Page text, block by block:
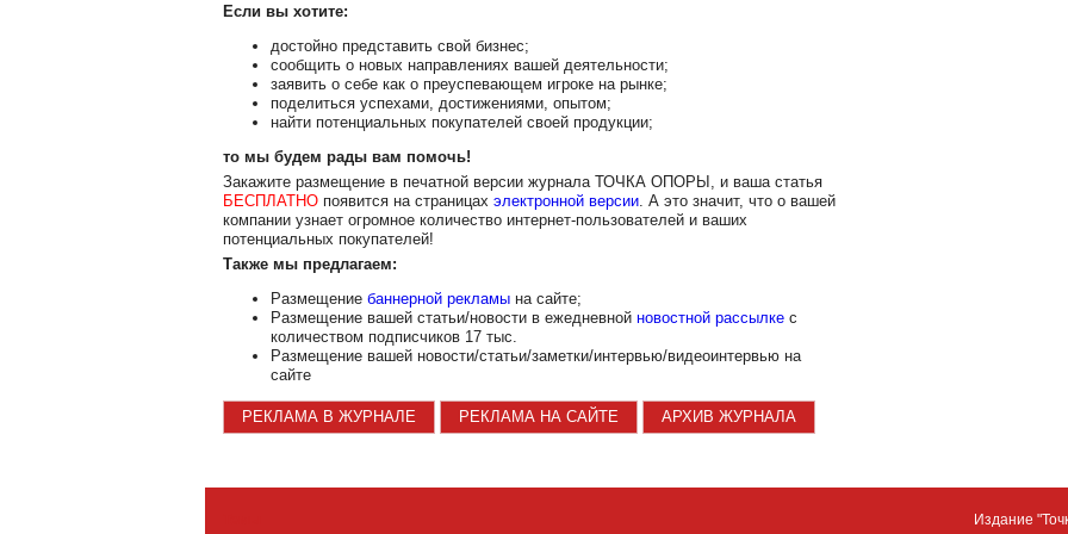
Если вы хотите:
достойно представить свой бизнес;
сообщить о новых направлениях вашей деятельности;
заявить о себе как о преуспевающем игроке на рынке;
поделиться успехами, достижениями, опытом;
найти потенциальных покупателей своей продукции;
то мы будем рады вам помочь!
Закажите размещение в печатной версии журнала ТОЧКА ОПОРЫ, и ваша статья
БЕСПЛАТНО появится на страницах электронной версии. А это значит, что о вашей
компании узнает огромное количество интернет-пользователей и ваших
потенциальных покупателей!
Также мы предлагаем:
Размещение баннерной рекламы на сайте;
Размещение вашей статьи/новости в ежедневной новостной рассылке с
количеством подписчиков 17 тыс.
Размещение вашей новости/статьи/заметки/интервью/видеоинтервью на
сайте
РЕКЛАМА В ЖУРНАЛЕ РЕКЛАМА НА САЙТЕ АРХИВ ЖУРНАЛА
Издание